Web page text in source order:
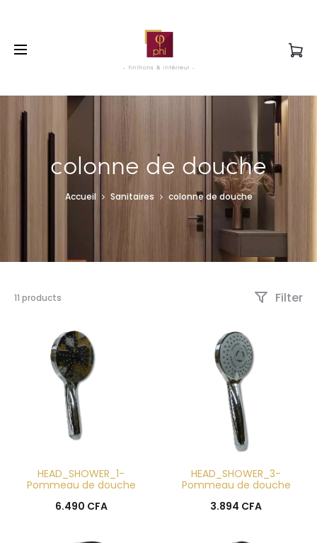
colonne de douche
Accueil Sanitaires colonne de douche
11 products Filter
HEAD_SHOWER_1-
Pommeau de douche
6.490 CFA
HEAD_SHOWER_3-
Pommeau de douche
3.894 CFA